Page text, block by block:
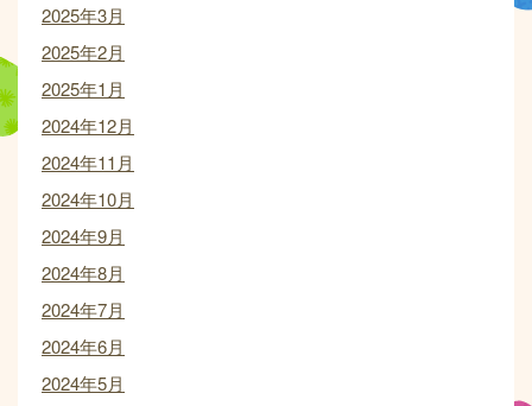
2025年3月
2025年2月
2025年1月
2024年12月
2024年11月
2024年10月
2024年9月
2024年8月
2024年7月
2024年6月
2024年5月